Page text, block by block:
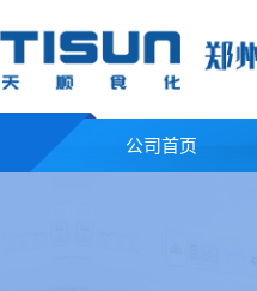
公司首页